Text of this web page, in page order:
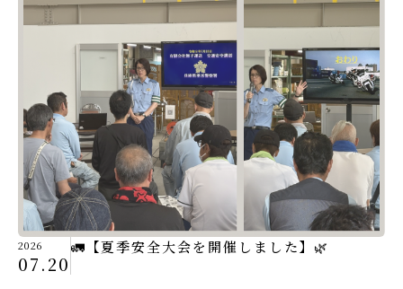
2026
07.20
🚛【夏季安全大会を開催しました】🌿